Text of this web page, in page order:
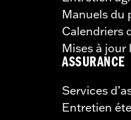
Manuels du
Calendriers
Mises à jour
ASSURANCE
Services
Entretien